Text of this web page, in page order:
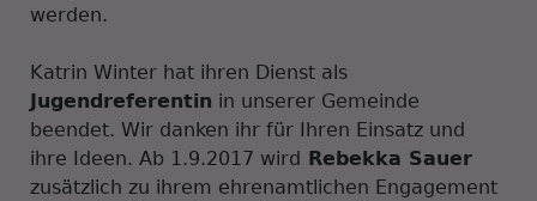
werden.
Katrin Winter hat ihren Dienst als
Jugendreferentin in unserer Gemeinde
beendet. Wir danken ihr für Ihren Einsatz und
ihre Ideen. Ab 1.9.2017 wird Rebekka Sauer
zusätzlich zu ihrem ehrenamtlichen Engagement